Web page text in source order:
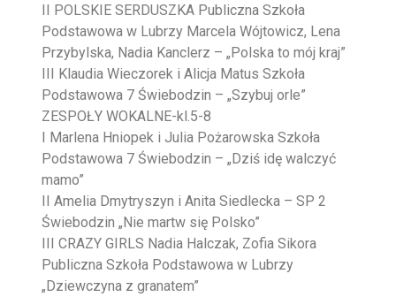
II POLSKIE SERDUSZKA Publiczna Szkoła
Podstawowa w Lubrzy Marcela Wójtowicz, Lena
Przybylska, Nadia Kanclerz – „Polska to mój kraj”
III Klaudia Wieczorek i Alicja Matus Szkoła
Podstawowa 7 Świebodzin – „Szybuj orle”
ZESPOŁY WOKALNE-kl.5-8
I Marlena Hniopek i Julia Pożarowska Szkoła
Podstawowa 7 Świebodzin – „Dziś idę walczyć
mamo”
II Amelia Dmytryszyn i Anita Siedlecka – SP 2
Świebodzin „Nie martw się Polsko”
III CRAZY GIRLS Nadia Halczak, Zofia Sikora
Publiczna Szkoła Podstawowa w Lubrzy
„Dziewczyna z granatem”